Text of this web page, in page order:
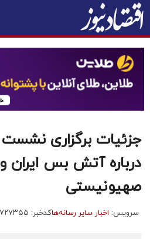
جزئیات برگزاری
درباره آتش بس ایران
صهیونیستی
سرویس: اخبار سایر رسانه‌هاکدخبر: ۷۲۷۳۵۵